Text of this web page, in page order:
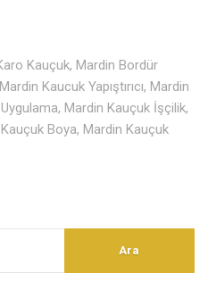
Kauçuk, Mardin Bordür
Kaucuk Yapıştırıcı, Mardin
Mardin Kauçuk İşçilik,
Boya, Mardin Kauçuk